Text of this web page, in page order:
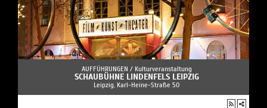
AUFFÜHRUNGEN / Kulturveranstaltung
SCHAUBÜHNE LINDENFELS LEIPZIG
Leipzig, Karl-Heine-Straße 50